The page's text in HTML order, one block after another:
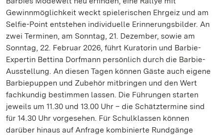
Gewinnmöglichkeit weckt spielerischen Ehrgeiz und am
Selfie-Point entstehen individuelle Erinnerungsbilder. An
zwei Terminen, am Sonntag, 21. Dezember, sowie am
Sonntag, 22. Februar 2026, führt Kuratorin und Barbie-
Expertin Bettina Dorfmann persönlich durch die Barbie-
Ausstellung. An diesen Tagen können Gäste auch eigene
Barbiepuppen und Zubehör mitbringen und den Wert
fachkundig bestimmen lassen. Die Führungen starten
jeweils um 11.30 und 13.00 Uhr – die Schätztermine sind
für 14.30 Uhr vorgesehen. Für Schulklassen können
darüber hinaus auf Anfrage kombinierte Rundgänge